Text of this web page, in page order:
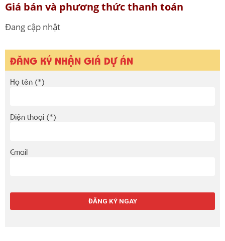
Giá bán và phương thức thanh toán
Đang cập nhật
ĐĂNG KÝ NHẬN GIÁ DỰ ÁN
Họ tên (*)
Điện thoại (*)
Email